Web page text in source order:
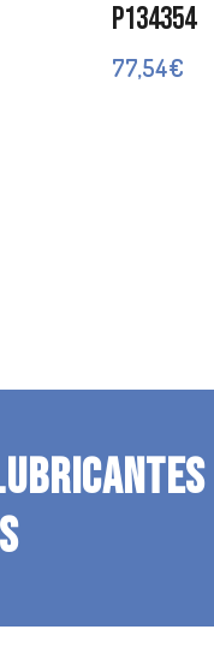
P134354
77,54€